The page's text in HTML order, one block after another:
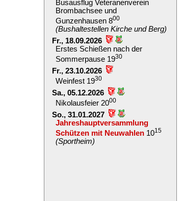
Busausflug Veteranenverein
Brombachsee und
Gunzenhausen 800
(Bushaltestellen Kirche und Berg)
Fr., 18.09.2026
Erstes Schießen nach der
Sommerpause 1930
Fr., 23.10.2026
Weinfest 1930
Sa., 05.12.2026
Nikolausfeier 2000
So., 31.01.2027
Jahreshauptversammlung
Schützen mit Neuwahlen1015
(Sportheim)